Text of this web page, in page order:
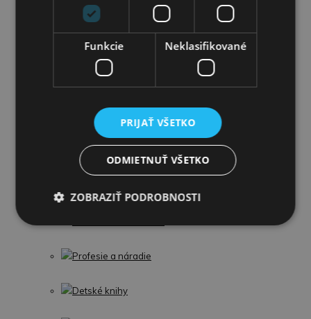
Detské kostýmy
Hračky do záhrady
Figúrky a zvieratká
LEGO
Profesie a náradie
Detské knihy
Funkcie Neklasifikované
PRIJAŤ VŠETKO
ODMIETNUŤ VŠETKO
ZOBRAZIŤ PODROBNOSTI